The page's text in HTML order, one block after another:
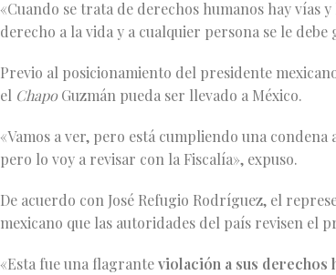
«Cuando se trata de derechos humanos hay vías
derecho a la vida y a cualquier persona se le
Previo al posicionamiento del presidente
el ChapoGuzmán pueda ser llevado a México.
«Vamos a ver, pero está cumpliendo una
pero lo voy a revisar con la Fiscalía», expuso.
De acuerdo con José Refugio Rodríguez, el
mexicano que las autoridades del país revisen el
«Esta fue una flagranteviolación a sus derechos